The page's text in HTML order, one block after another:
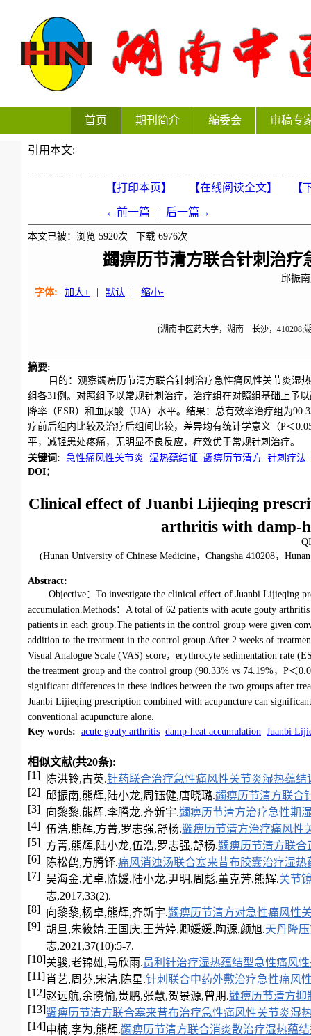
首页 期刊简介 编委会 审稿专
引用本文:
【打印本页】 【在线阅读全文】 【
←前一篇 | 后一篇→
本文已被：浏览 5920次 下载 6976次
蠲痹历节清方联合针刺治疗
邱振
字体:
加大+ 默认 缩小-
(湖南中医药大学，湖南 长沙，410208;
摘要:
目的：观察蠲痹历节清方联合针刺治疗急性痛风性关节炎湿
组各31例。对照组予以常规针刺治疗，治疗组在对照组基础上予
降率（ESR）和血尿酸（UA）水平。结果：总有效率治疗组为
疗前后组内比较及治疗后组间比较，差异均有统计学意义（P＜
平，减轻患处疼痛，无明显不良反应，疗效优于常规针刺治疗。
关键词 : 急性痛风性关节炎 湿热蕴结证 蠲痹历节清方 针刺疗法
DOI：
Clinical effect of Juanbi Lijieqing
arthritis with damp-
(Hunan University of Chinese Medicine，Changsha 410208，
Abstract:
Objective：To investigate the clinical effect of Juanbi Lijieqing
accumulation.Methods：A total of 62 patients with acute gouty
patients in each group.The patients in the control group were given
addition to the treatment in the control group.After 2 weeks of
Visual Analogue Scale (VAS) score，erythrocyte sedimentation rate
the treatment group and the control group (90.33% vs 74.19%，P＜
significant differences in these indices between the two groups after
Juanbi Lijieqing prescription combined with acupuncture can
conventional acupuncture alone.
Key words: acute gouty arthritis damp-heat accumulation Juanbi
相似文献(共20条):
[1]
陈洪铃,古英.针药联合治疗急性痛风性关节炎湿热蕴结
[2]
邱振南,熊辉,陆小龙,周钰健,唐晓璐.蠲痹历节清方联合
[3] 向黎黎,熊辉,李腾龙,齐新宇.蠲痹历节清方治疗急性期
[4] 伍浩,熊辉,方菁,罗志强,舒杨.蠲痹历节清方治疗痛风性
[5] 方菁,熊辉,陆小龙,伍浩,罗志强,舒杨.蠲痹历节清方联合
[6]
陈松鹤,方腾铎.痛风消浊汤联合塞来昔布胶囊治疗湿
[7] 吴海金,尤卓,陈媛,陆小龙,尹明,周彪,董克芳,熊辉.关节
志,2017,33(2).
[8] 向黎黎,杨卓,熊辉,齐新宇.蠲痹历节清方对急性痛风性
[9] 胡旦,朱筱婧,王国庆,王芳婷,卿媛媛,陶源,颜旭.天丹降
志,2021,37(10):5-7.
[10]关骏,老锦雄,马欣雨.员利针治疗湿热蕴结型急性痛风
[11]肖艺,周芬,宋清,陈星.针刺联合中药外敷治疗急性痛风
[12]赵远航,余晓愉,贵鹏,张慧,贺景源,曾朋.蠲痹历节清方抑
[13]蠲痹历节清方联合塞来昔布治疗急性痛风性关节炎湿
[14]申楠,李为,熊辉.蠲痹历节清方联合消炎散治疗湿热蕴